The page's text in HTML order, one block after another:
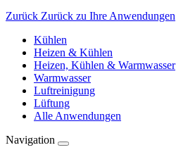
Zurück Zurück zu Ihre Anwendungen
Kühlen
Heizen & Kühlen
Heizen, Kühlen & Warmwasser
Warmwasser
Luftreinigung
Lüftung
Alle Anwendungen
Navigation